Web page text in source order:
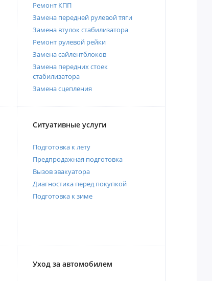
Ремонт КПП
Замена передней рулевой тяги
Замена втулок стабилизатора
Ремонт рулевой рейки
Замена сайлентблоков
Замена передних стоек
стабилизатора
Замена сцепления
Ситуативные услуги
Подготовка к лету
Предпродажная подготовка
Вызов эвакуатора
Диагностика перед покупкой
Подготовка к зиме
Уход за автомобилем